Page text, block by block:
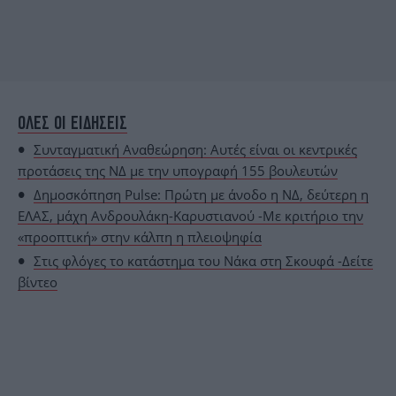
ΟΛΕΣ ΟΙ ΕΙΔΗΣΕΙΣ
Συνταγματική Αναθεώρηση: Αυτές είναι οι κεντρικές
προτάσεις της ΝΔ με την υπογραφή 155 βουλευτών
Δημοσκόπηση Pulse: Πρώτη με άνοδο η ΝΔ, δεύτερη η
ΕΛΑΣ, μάχη Ανδρουλάκη-Καρυστιανού -Με κριτήριο την
«προοπτική» στην κάλπη η πλειοψηφία
Στις φλόγες το κατάστημα του Νάκα στη Σκουφά -Δείτε
βίντεο